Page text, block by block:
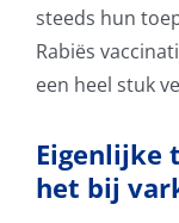
steeds hun
Rabiës
een heel stuk
Eigenlijke
het bij